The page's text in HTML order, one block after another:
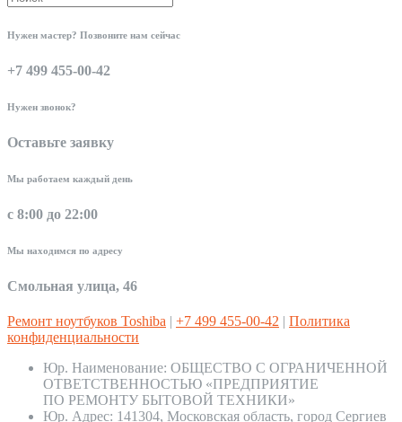
Нужен мастер? Позвоните нам сейчас
+7 499 455-00-42
Нужен звонок?
Оставьте заявку
Мы работаем каждый день
с 8:00 до 22:00
Мы находимся по адресу
Смольная улица, 46
Ремонт ноутбуков Toshiba | +7 499 455-00-42 | Политика
конфиденциальности
Юр. Наименование: ОБЩЕСТВО С ОГРАНИЧЕННОЙ
ОТВЕТСТВЕННОСТЬЮ «ПРЕДПРИЯТИЕ
ПО РЕМОНТУ БЫТОВОЙ ТЕХНИКИ»
Юр. Адрес: 141304, Московская область, город Сергиев